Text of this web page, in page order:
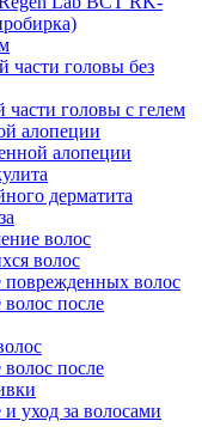
головы без
головы с гелем
алопеции
алопеции
дерматита
волос
волос
поврежденных волос
после
после
уход за волосами